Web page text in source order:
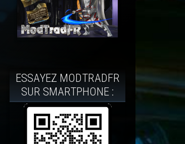
ESSAYEZ MODTRADFR
SUR SMARTPHONE :